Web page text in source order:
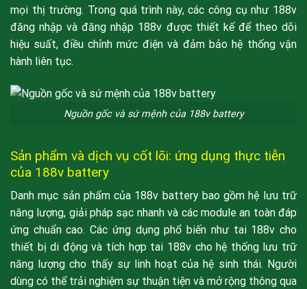
mọi thị trường. Trong quá trình này, các công cụ như 188v
đăng nhập và đăng nhập 188v được thiết kế để theo dõi
hiệu suất, điều chỉnh mức điện và đảm bảo hệ thống vận
hành liên tục.
Nguồn gốc và sứ mệnh của 188v battery
Sản phẩm và dịch vụ cốt lõi: ứng dụng thực tiễn
của 188v battery
Danh mục sản phẩm của 188v battery bao gồm hệ lưu trữ
năng lượng, giải pháp sạc nhanh và các module an toàn đáp
ứng chuẩn cao. Các ứng dụng phổ biến như tai 188v cho
thiết bị di động và tích hợp tai 188v cho hệ thống lưu trữ
năng lượng cho thấy sự linh hoạt của hệ sinh thái. Người
dùng có thể trải nghiệm sự thuận tiện và mở rộng thông qua